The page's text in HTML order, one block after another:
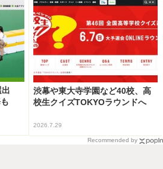
渋幕や東大寺学園など40校、高
校生クイズTOKYOラウンドへ
2026.7.29
Recommended by